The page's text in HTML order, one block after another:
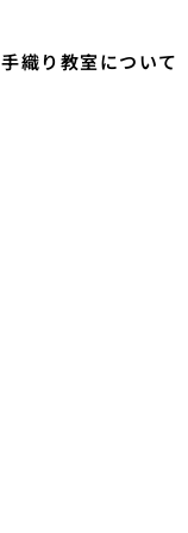
手織り教室について